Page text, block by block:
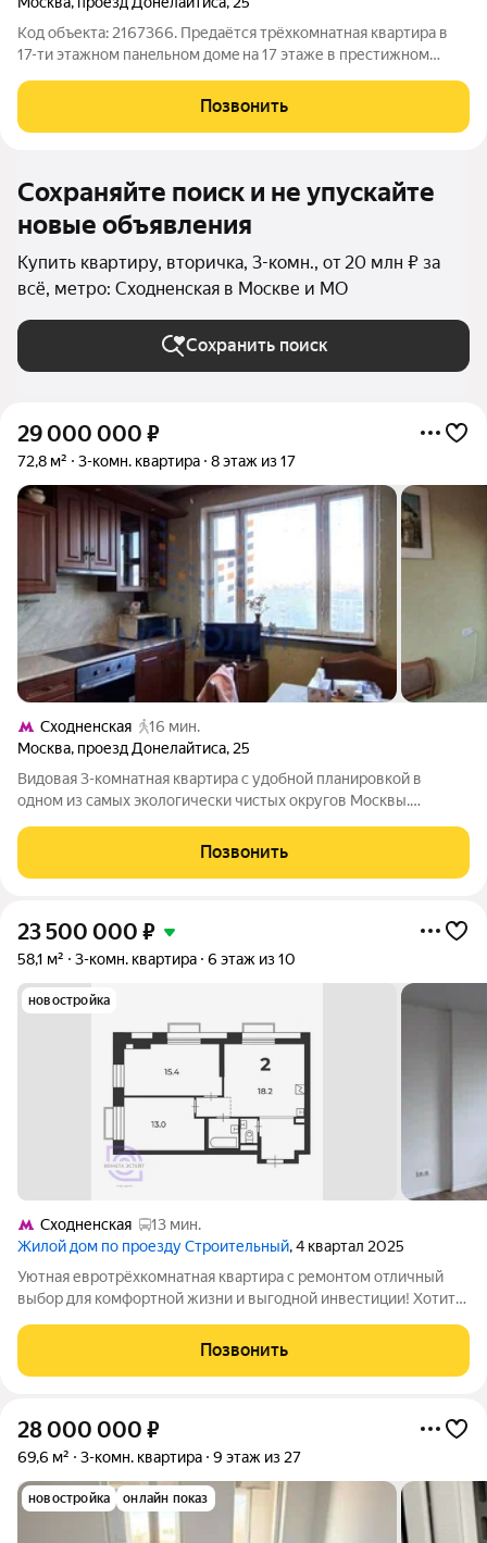
Код объекта: 2167366. Предаётся тpёxкомнaтная квартира в
17-ти этaжнoм панeльнoм домe на 17 этаже в престижном
пешая доступность до метро Сходненская. Благоустроенная
территория с развитой
Позвонить
Сохраняйте поиск и не упускайте
новые объявления
Купить квартиру, вторичка, 3-комн., от 20 млн ₽ за
всё, метро: Сходненская в Москве и МО
Сохранить поиск
29 000 000 ₽
72,8 м² 3-комн. квартира 8 этаж из 17
Сходненская
16 мин.
Москва, проезд Донелайтиса, 25
Видовая 3-комнатная квартира с удобной планировкой в
одном из самых экологически чистых округов Москвы.
кв. м, жилая - 43,9 кв. м; кухня - 10,1 кв. м; изолированные
комнаты - 17,8, 13,1 и 13
Позвонить
23 500 000 ₽
58,1 м² 3-комн. квартира 6 этаж из 10
новостройка
Сходненская
13 мин.
Жилой дом по проезду Строительный, 4 квартал 2025
Уютная евротрёхкомнатная квартира с ремонтом отличный
выбор для комфортной жизни и выгодной инвестиции! Хотите
быстрый доступ к ключевым магистралям? Эта квартира
сочетает в себе продуманную
Позвонить
28 000 000 ₽
69,6 м² 3-комн. квартира 9 этаж из 27
новостройка онлайн показ